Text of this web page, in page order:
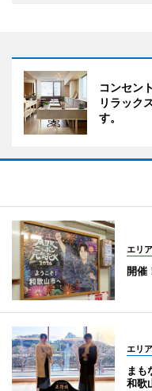
コンセン
リラック
す。
エリ
開催
エリ
まも
和歌